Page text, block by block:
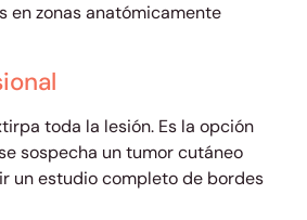
en zonas anatómicamente
toda la lesión. Es la opción
sospecha un tumor cutáneo
un estudio completo de bordes